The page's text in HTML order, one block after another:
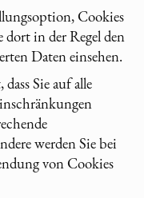
Cookies
in der Regel den
Daten einsehen.
Sie auf alle
werden Sie bei
von Cookies